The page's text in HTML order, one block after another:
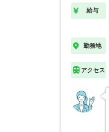
給与
勤務地
アクセス